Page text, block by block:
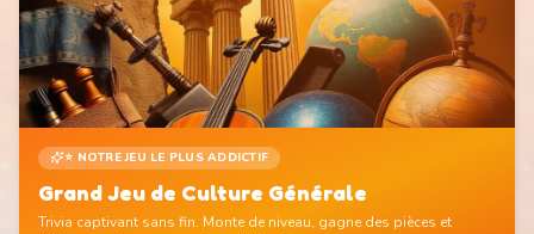
⭐ NOTRE JEU LE PLUS ADDICTIF
Grand Jeu de Culture Générale
Trivia captivant sans fin. Monte de niveau, gagne des pièces et